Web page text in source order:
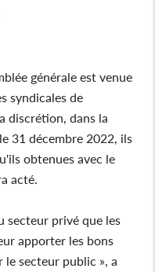
générale est venue
syndicales de
discrétion, dans la
31 décembre 2022, ils
obtenues avec le
acté.
secteur privé que les
apporter les bons
secteur public », a